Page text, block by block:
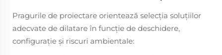
Pragurile de proiectare orientează selecția soluțiilor
adecvate de dilatare în funcție de deschidere,
configurație și riscuri ambientale: